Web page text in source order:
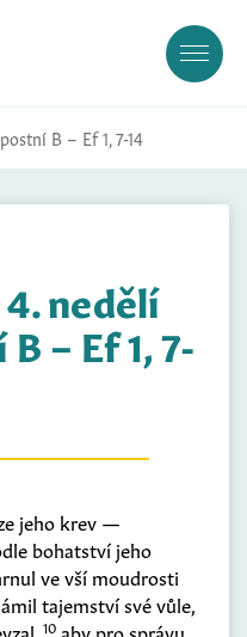
B – Ef 1, 7-14
nedělí
– Ef 1, 7-
jeho krev —
bohatství jeho
ve vší moudrosti
tajemství své vůle,
10 aby pro správu